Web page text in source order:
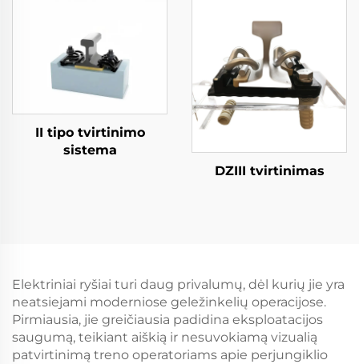
II tipo tvirtinimo
sistema
DZIII tvirtinimas
Elektriniai ryšiai turi daug privalumų, dėl kurių jie yra
neatsiejami moderniose geležinkelių operacijose.
Pirmiausia, jie greičiausia padidina eksploatacijos
saugumą, teikiant aiškią ir nesuvokiamą vizualią
patvirtinimą treno operatoriams apie perjungiklio